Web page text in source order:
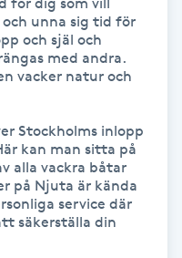
unna sig tid för
och själ och
med andra.
vacker natur och
Stockholms inlopp
kan man sitta på
alla vackra båtar
på Njuta är kända
service där
säkerställa din